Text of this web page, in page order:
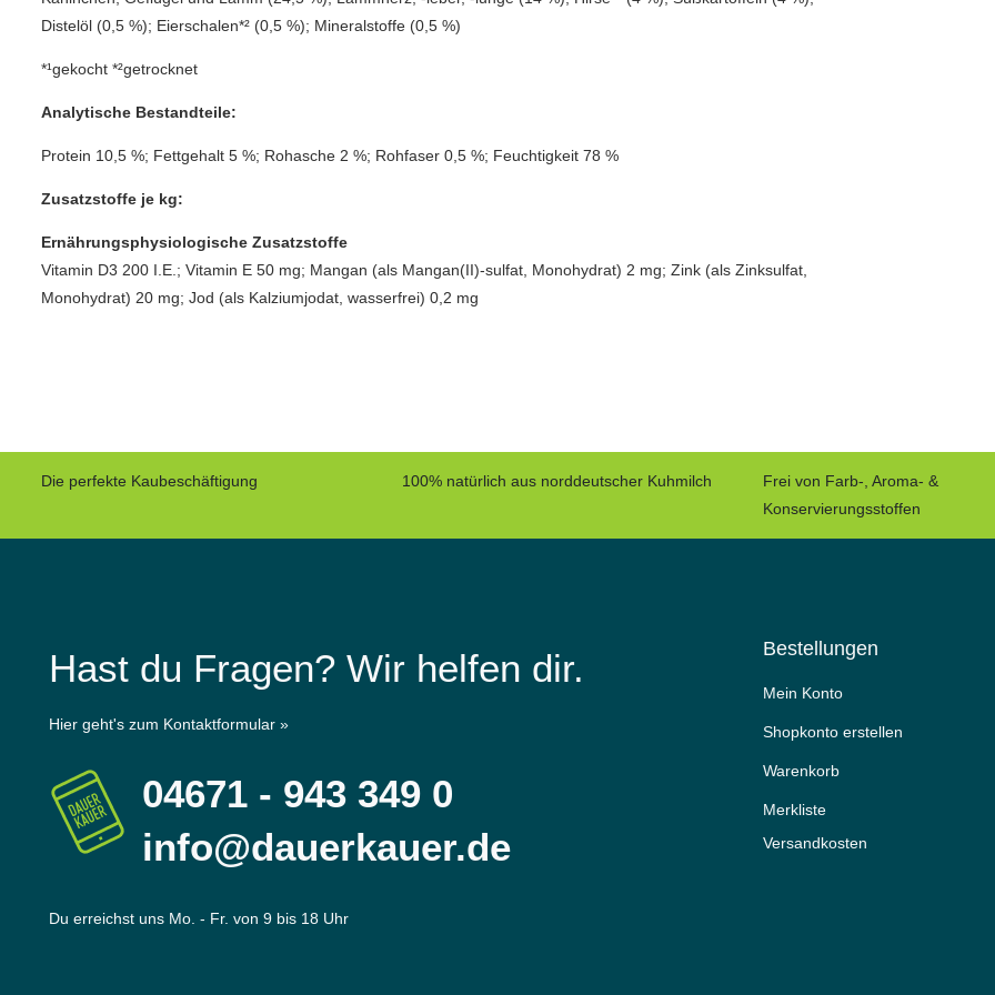
Distelöl (0,5 %); Eierschalen*² (0,5 %); Mineralstoffe (0,5 %)
*¹gekocht *²getrocknet
Analytische Bestandteile:
Protein 10,5 %; Fettgehalt 5 %; Rohasche 2 %; Rohfaser 0,5 %; Feuchtigkeit 78 %
Zusatzstoffe je kg:
Ernährungsphysiologische Zusatzstoffe
Vitamin D3 200 I.E.; Vitamin E 50 mg; Mangan (als Mangan(II)-sulfat, Monohydrat) 2 mg; Zink (als Zinksulfat,
Monohydrat) 20 mg; Jod (als Kalziumjodat, wasserfrei) 0,2 mg
Die perfekte Kaubeschäftigung 100% natürlich aus norddeutscher Kuhmilch
Frei von Farb-, Aroma- &
Konservierungsstoffen
Hast du Fragen? Wir helfen dir.
Hier geht's zum Kontaktformular »
04671 - 943 349 0
info@dauerkauer.de
Du erreichst uns Mo. - Fr. von 9 bis 18 Uhr
Bestellungen
Mein Konto
Shopkonto erstellen
Warenkorb
Merkliste
Versandkosten